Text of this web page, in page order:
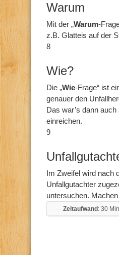
Warum
Mit der „Warum-
z.B. Glatteis auf der
8
Wie?
Die „Wie-Frage“ ist
genauer den
Das war’s dann
einreichen.
9
Im Zweifel wird nach
Unfallgutachter
untersuchen.
Zeitaufwand : 30